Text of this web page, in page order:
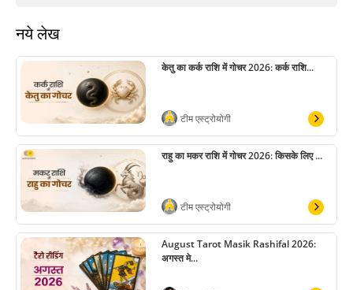
नये लेख
केतु का कर्क राशि में गोचर 2026: कर्क राशि...
टीम एस्ट्रोयोगी
राहु का मकर राशि में गोचर 2026: किसके लिए ...
टीम एस्ट्रोयोगी
August Tarot Masik Rashifal 2026:
अगस्त मे...